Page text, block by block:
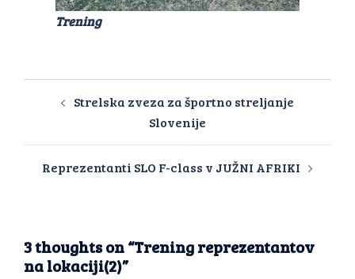
Trening
Strelska zveza za športno streljanje
Slovenije
Reprezentanti SLO F-class v JUŽNI AFRIKI
3 thoughts on “Trening reprezentantov
na lokaciji(2)”